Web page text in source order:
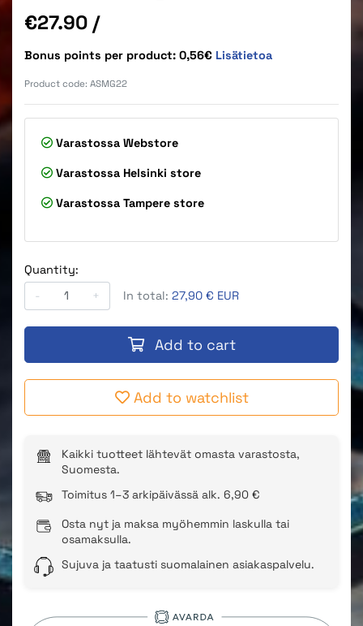
Price
€27.90 /
Bonus points per product: 0,56€ Lisätietoa
Product code: ASMG22
Varastossa Webstore
Varastossa Helsinki store
Varastossa Tampere store
Quantity:
-
+ In total: 27,90 € EUR
Add to cart
Add to watchlist
Kaikki tuotteet lähtevät omasta varastosta,
Suomesta.
Toimitus 1–3 arkipäivässä alk. 6,90 €
Osta nyt ja maksa myöhemmin laskulla tai
osamaksulla.
Sujuva ja taatusti suomalainen asiakaspalvelu.